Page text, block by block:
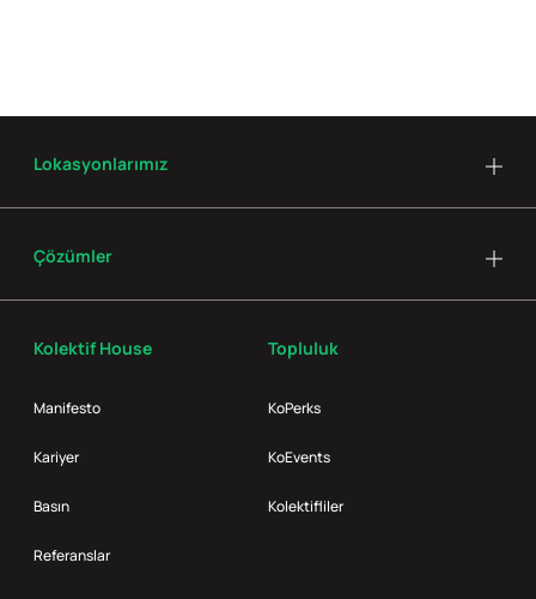
Kolektif House
Manifesto
Kariyer
Basın
Referanslar
Topluluk
KoPerks
KoEvents
Kolektifliler
Lokasyonlarımız
Çözümler